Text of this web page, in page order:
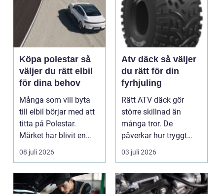
Köpa polestar så
väljer du rätt elbil
för dina behov
Många som vill byta
till elbil börjar med att
titta på Polestar.
Märket har blivit en
symbol för mod...
08 juli 2026
Atv däck så väljer
du rätt för din
fyrhjuling
Rätt ATV däck gör
större skillnad än
många tror. De
påverkar hur tryggt
fyrhjulingen beter sig
på vä...
03 juli 2026